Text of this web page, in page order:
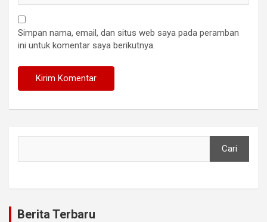
Simpan nama, email, dan situs web saya pada peramban
ini untuk komentar saya berikutnya.
Cari
Berita Terbaru